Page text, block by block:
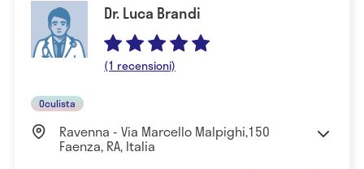
Dr. Luca Brandi
(1 recensioni)
Oculista
Ravenna - Via Marcello Malpighi,150
Faenza, RA, Italia